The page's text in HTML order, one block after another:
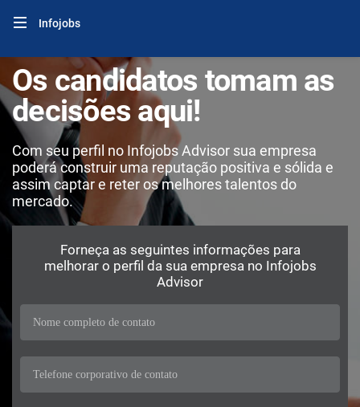
Infojobs
Os candidatos tomam as
decisões aqui!
Com seu perfil no Infojobs Advisor sua empresa
poderá construir uma reputação positiva e sólida e
assim captar e reter os melhores talentos do
mercado.
Forneça as seguintes informações para
melhorar o perfil da sua empresa no Infojobs
Advisor